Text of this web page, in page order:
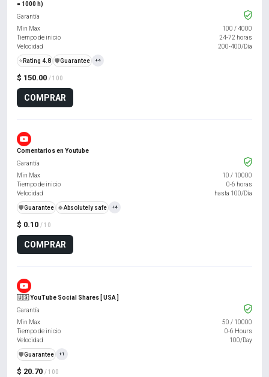
= 1000 h)
$ 150.00 / 100
COMPRAR
Garantía
Min Max
100 /4000
Tiempo de inicio
24-72 horas
Velocidad
200-400/Día
⭐ Rating 4.8 ️🛡️Guarantee +4
Comentarios en Youtube
$ 0.10 / 10
COMPRAR
Garantía
Min Max
10 / 10000
Tiempo de inicio
0-6 horas
Velocidad
hasta 100/Día
️🛡️Guarantee 🍀Absolutely safe +4
🇺🇸 YouTube Social Shares [ USA ]
$ 20.70 / 100
Garantía
Min Max
50 / 10000
Tiempo de inicio
0-6 Hours
Velocidad
100/Day
️🛡️Guarantee +1